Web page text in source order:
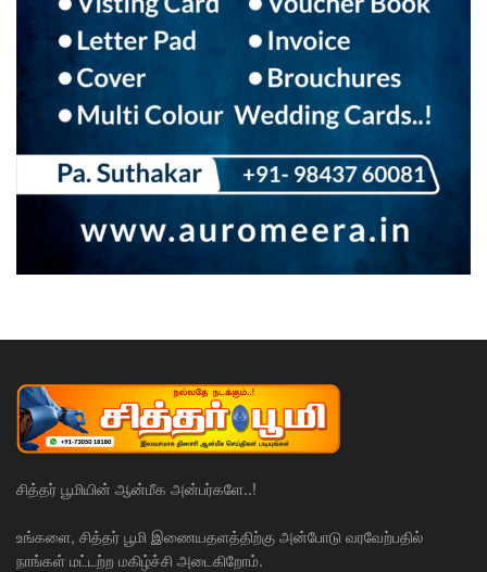
சித்தர் பூமியின் ஆன்மீக அன்பர்களே..!
உங்களை, சித்தர் பூமி இணையதளத்திற்கு அன்போடு வரவேற்பதில்
நாங்கள் மட்டற்ற மகிழ்ச்சி அடைகிறோம்.